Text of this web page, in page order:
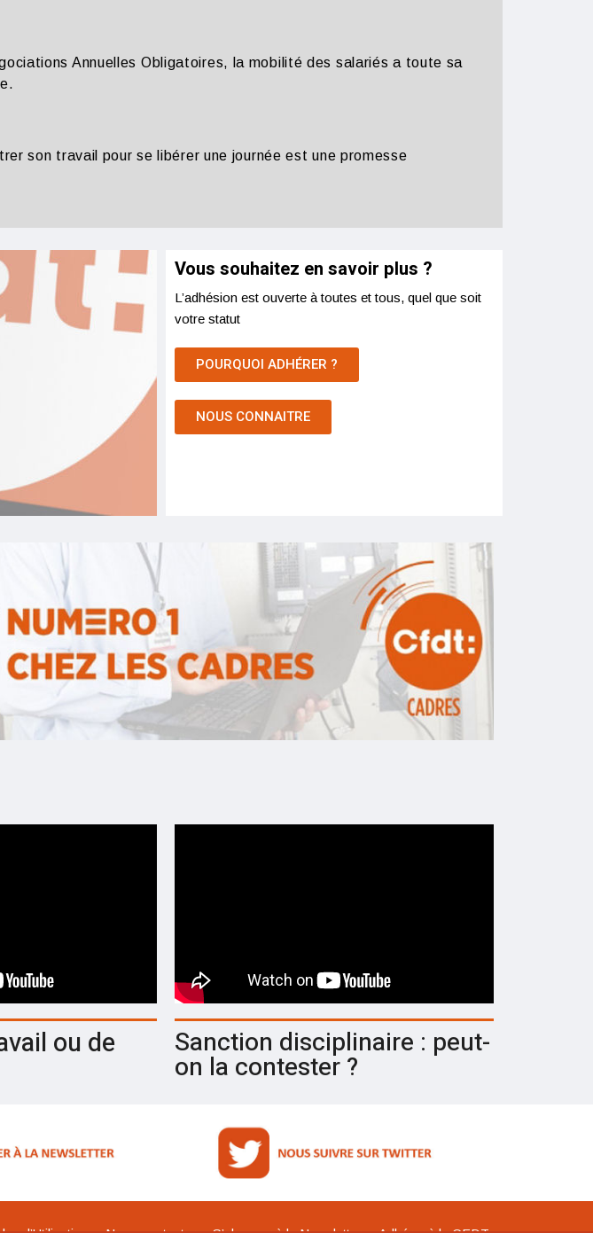
Annuelles Obligatoires, la mobilité des salariés a toute sa
son travail pour se libérer une journée est une promesse
Vous souhaitez en savoir plus ?
L’adhésion est ouverte à toutes et tous, quel que soit
votre statut
POURQUOI ADHÉRER ?
NOUS CONNAITRE
ou de Sanction disciplinaire : peut-
on la contester ?